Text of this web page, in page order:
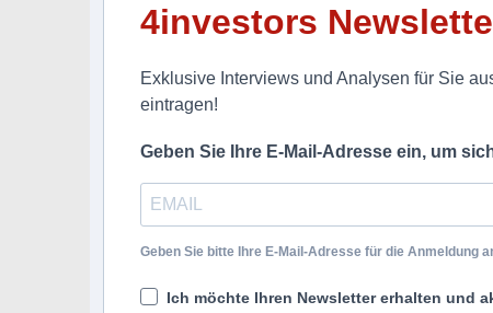
4investors
Exklusive Interviews und Analysen für Sie
eintragen!
Geben Sie Ihre E-Mail-Adresse ein, um
Geben Sie bitte Ihre E-Mail-Adresse für die Anmeldung
Ich möchte Ihren Newsletter erhalten und